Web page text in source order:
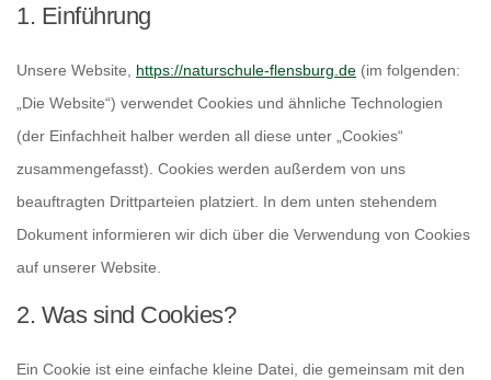
1. Einführung
Unsere Website, https://naturschule-flensburg.de (im folgenden:
„Die Website“) verwendet Cookies und ähnliche Technologien
(der Einfachheit halber werden all diese unter „Cookies“
zusammengefasst). Cookies werden außerdem von uns
beauftragten Drittparteien platziert. In dem unten stehendem
Dokument informieren wir dich über die Verwendung von Cookies
auf unserer Website.
2. Was sind Cookies?
Ein Cookie ist eine einfache kleine Datei, die gemeinsam mit den